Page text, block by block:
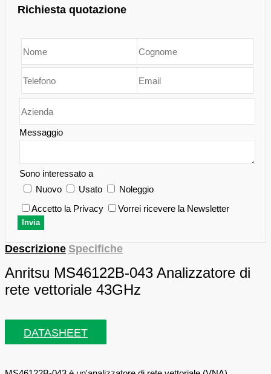
Richiesta quotazione
Messaggio
Sono interessato a
Nuovo
Usato
Noleggio
Accetto la Privacy
Vorrei ricevere la Newsletter
Descrizione Specifiche
Anritsu MS46122B-043 Analizzatore di
rete vettoriale 43GHz
DATASHEET